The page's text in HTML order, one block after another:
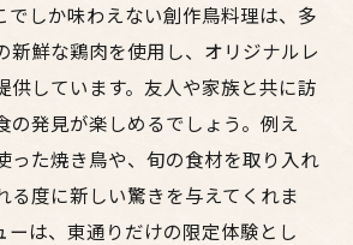
出会い梅田東通りで楽しむ鳥料
理のトレンドに触れる
料理で新発見を楽しむ
理法で味わう鳥料理の魅力
とのペアリングを試す
でしか味わえない創作鳥料理は、多
新鮮な鶏肉を使用し、オリジナルレ
供しています。友人や家族と共に訪
の発見が楽しめるでしょう。例え
った焼き鳥や、旬の食材を取り入れ
る度に新しい驚きを与えてくれま
ーは、東通りだけの限定体験とし